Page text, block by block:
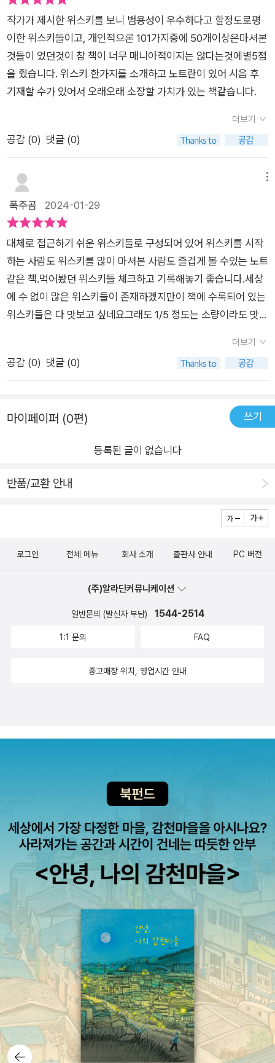
비싼 것은 맞다. 하지만 위스키를 어느 정도 접한 사람들이라면
이것이 놀랄만한 가격은 아님에도 불구하고 작가는 이에 대해 원
칙을 다시 상기하고 있다. 하지만 뭐니뭐니해도 이 책의 장점은,
순서대로 읽을 필요없이 관심 가지고 있는 위스키 챕터를 바로 펼
쳐볼 수 있다는 것에 있다. 101가지 위스키 중에 내가 마셔본 위
스키가 몇개나 되는지, 앞으로 마셔보고 싶은 위스키가 얼마나 더
있는지 등등 실전 가이드북의 형태를 띠고 있기 때문에 베스트 셀
류소 투어에 대해서도 곳곳에서 추천하고 소개하고 있다는 점도
꽤나 유용하다. 아드벡에 대한 언급도 상당히 흥미롭다. 보통 아
드벡을 선호하는 사람들은 아드벡 우거다일이나 코리브레칸을
꼽을 것이지만, 작가는 묵묵히 엔트리인 10년을 선정했다. 거기
에 아드벡의 철학과 업무능력은 아일라 위스키들이 벤치마킹해
야 할 표본 같다고 높이 평가하고 있다. 하지만 “이들의 거짓된
‘순박한’ 톤 앤 매너가, 특히나 인위적인 PR 이벤트와 세계 최대
명품 회사 중 하나인 루이뷔통 모엣 헤네시가 소유하고 있으면서
도 무자비한 대기업 사이에서 힘든 사투를 벌이고 있는 작은 소규
니다.“고 언급하면서 비판의 지점이 꽤 날카롭기도 한 점은 이 책
에서 꽤나 흥미로운 지점이기도 하다. 끝으로 이 책은 얕으면서도
방대하다. 하나의 위스키에 대해서는 깊게 알 수 없지만, 작가가
골고루 선정한 101가지 위스키에는 비단 해당 위스키의 철학 뿐
만이 아니라 작가가 위스키를 대하는 태도까지도 폭넓게 엿볼 수
은 위스키들이 산재해있다는 점이 가독성과 집중도를 떨어뜨리
다.
작가가 제시한 위스키를 보니 범용성이 우수하다고 할정도로평
이한 위스키들이고, 개인적으론 101가지중에 50개이상은마셔본
것들이 었던것이 참 책이 너무 매니아적이지는 않다는것에별5점
을 줬습니다. 위스키 한가지를 소개하고 노트란이 있어 시음 후
기재할 수가 있어서 오래오래 소장할 가치가 있는 책같습니다.
더보기
공감 (0) 댓글 (0)
폭주곰 2024-01-29
대체로 접근하기 쉬운 위스키들로 구성되어 있어 위스키를 시작
하는 사람도 위스키를 많이 마셔본 사람도 즐겁게 볼 수있는 노트
같은 책.먹어봤던 위스키들 체크하고 기록해놓기 좋습니다.세상
에 수 없이 많은 위스키들이 존재하겠지만이 책에 수록되어 있는
위스키들은 다 맛보고 싶네요그래도 1/5 정도는 소량이라도 맛보
더보기
공감 (0) 댓글 (0)
마이페이퍼 (0편) 쓰기
등록된 글이 없습니다
반품/교환 안내
뒤로가
기
로그인 전체 메뉴 회사 소개 출판사 안내 PC 버전
(주)알라딘커뮤니케이션
일반문의 (발신자 부담) 1544-2514
1:1 문의 FAQ
중고매장 위치, 영업시간 안내